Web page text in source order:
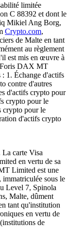
limitée
C 88392 et dont le
Mikiel Ang Borg,
Crypto.com,
de Malte en tant
au règlement
est mis en œuvre à
Foris DAX MT
1. Échange d'actifs
contre d'autres
d'actifs crypto pour
crypto pour le
crypto pour le
d'actifs crypto
carte Visa
en vertu de sa
Limited est une
immatriculée sous le
Level 7, Spinola
Malte, dûment
tant qu'institution
en vertu de
de